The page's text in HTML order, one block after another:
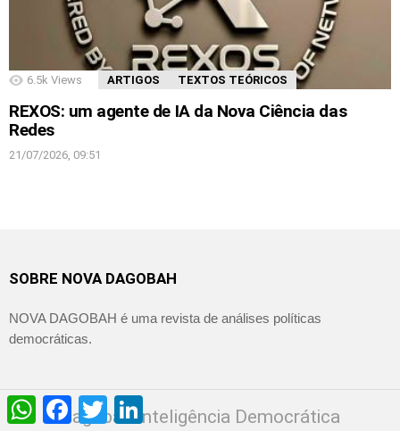
6.5k Views ARTIGOS TEXTOS TEÓRICOS
REXOS: um agente de IA da Nova Ciência das
Redes
21/07/2026, 09:51
SOBRE NOVA DAGOBAH
NOVA DAGOBAH é uma revista de análises políticas
democráticas.
Dagobah Inteligência Democrática
WhatsAppFacebookTwitter